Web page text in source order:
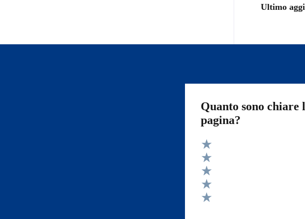
Ultimo
Quanto sono chiare
pagina?
Valuta 5 stelle su 5
Valuta 4 stelle su 5
Valuta 3 stelle su 5
Valuta 2 stelle su 5